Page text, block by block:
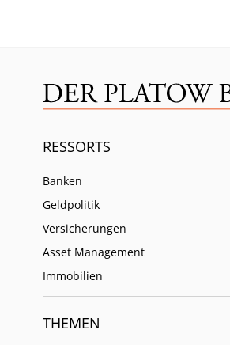
RESSORTS
Banken
Geldpolitik
Versicherungen
Asset Management
Immobilien
THEMEN